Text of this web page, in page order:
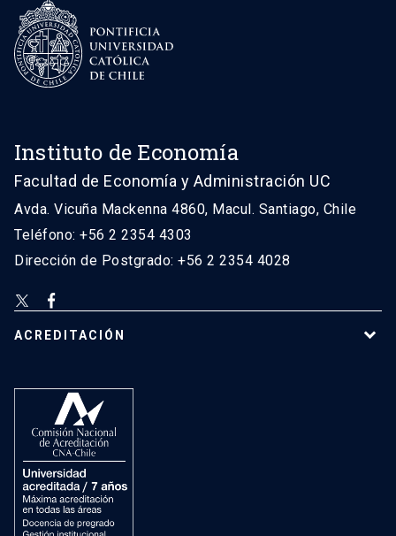
Instituto de Economía
Facultad de Economía y Administración UC
Avda. Vicuña Mackenna 4860, Macul. Santiago, Chile
Teléfono: +56 2 2354 4303
Dirección de Postgrado: +56 2 2354 4028
ACREDITACIÓN